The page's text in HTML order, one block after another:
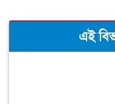
এই